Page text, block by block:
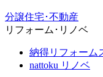
分譲住宅･不動産
リフォーム･リノベ
納得リフォーム
nattoku リノベ